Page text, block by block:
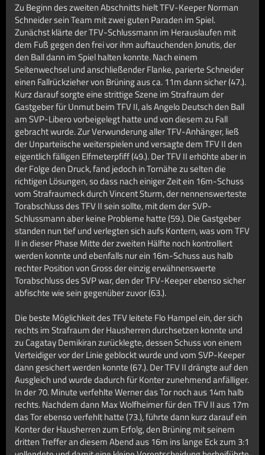
Zu Beginn des zweiten Abschnitts hielt TFV-Keeper Norman
Schneider sein Team mit zwei guten Paraden im Spiel.
Zunächst klärte der TFV-Schlussmann im Herauslaufen mit
dem Fuß gegen den frei vor ihm auftauchenden Jonutis, der
den Ball dann im Spiel halten konnte. Nach einem
Seitenwechsel und anschließender Flanke, parierte Schneider
einen Fallrückzieher von Brüning aus ca. 11m dann sicher (47.).
Kurz darauf sorgte eine strittige Szene im Strafraum der
Gastgeber für Unmut beim TFV II, als Angelo Deutsch den Ball
am SVP-Libero vorbeigelegt hatte und von diesem zu Fall
gebracht wurde. Zur Verwunderung aller TFV-Anhänger, ließ
der Unparteiische weiterspielen und versagte dem TFV II den
eigentlich fälligen Elfmeterpfiff (49.). Der TFV II erhöhte aber in
der Folge den Druck, fand jedoch in Tornähe zu selten die
richtigen Lösungen, so dass nach einiger Zeit ein 16m-Schuss
vom Strafraumeck durch Vincent Sturm, der nennenswerteste
Torabschluss des TFV II sein sollte, mit dem der SVP-
Schlussmann aber keine Probleme hatte (59.). Die Gastgeber
standen nun tief und verlegten sich aufs Kontern, was vom TFV
II in dieser Phase Mitte der zweiten Hälfte noch kontrolliert
werden konnte und ebenfalls nur ein 16m-Schuss aus halb
rechter Position von Gross der einzig erwähnenswerte
Torabschluss des SVP war, den der TFV-Keeper ebenso sicher
abfischte wie sein gegenüber zuvor (63.).
Die beste Möglichkeit des TFV leitete Flo Hampel ein, der sich
rechts im Strafraum der Hausherren durchsetzen konnte und
zu Cagatay Demikiran zurücklegte, dessen Schuss von einem
Verteidiger vor der Linie geblockt wurde und vom SVP-Keeper
dann gesichert werden konnte (67.). Der TFV II drängte auf den
Ausgleich und wurde dadurch für Konter zunehmend anfälliger.
In der 70. Minute verfehlte Werner das Tor noch aus 14m halb
rechts. Nachdem dann Max Wolfheimer für den TFV II aus 17m
das Tor ebenso verfehlt hatte (73.), führte dann kurz darauf ein
Konter der Hausherren zum Erfolg, den Brüning mit seinem
dritten Treffer an diesem Abend aus 16m ins lange Eck zum 3:1